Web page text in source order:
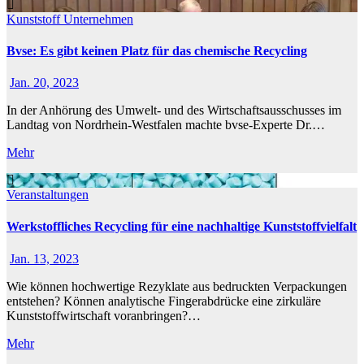
KunststoffUnternehmen
Bvse: Es gibt keinen Platz für das chemische Recycling
Jan. 20, 2023
In der Anhörung des Umwelt- und des Wirtschaftsausschusses im
Landtag von Nordrhein-Westfalen machte bvse-Experte Dr.…
Mehr
Veranstaltungen
Werkstoffliches Recycling für eine nachhaltige Kunststoffvielfalt
Jan. 13, 2023
Wie können hochwertige Rezyklate aus bedruckten Verpackungen
entstehen? Können analytische Fingerabdrücke eine zirkuläre
Kunststoffwirtschaft voranbringen?…
Mehr